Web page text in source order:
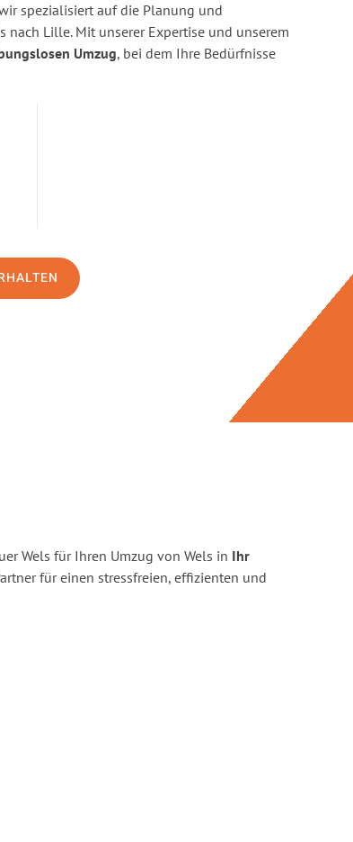
spezialisiert auf die Planung und
nach Lille. Mit unserer Expertise und unserem
Umzug, bei dem Ihre Bedürfnisse
Wels für Ihren Umzug von Wels in Ihr
für einen stressfreien, effizienten und